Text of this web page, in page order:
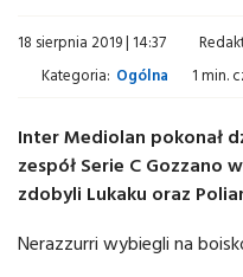
18 sierpnia 2019 | 14:37
Kategoria: Ogólna 1 min.
Inter Mediolan pokonał
zespół Serie C Gozzano
zdobyli Lukaku oraz
Nerazzurri wybiegli na